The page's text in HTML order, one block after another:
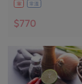
葷 常溫
$770